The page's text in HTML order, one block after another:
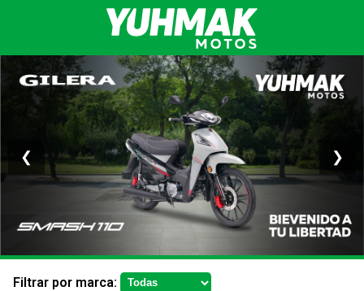
❮ ❯
Filtrar por marca: